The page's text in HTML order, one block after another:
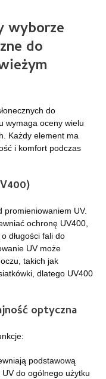
wyborze
do
do
wymaga oceny wielu
Każdy element ma
i komfort podczas
promieniowaniem UV.
ochronę UV400,
długości fali do
UV może
takich jak
dlatego UV400
optyczna
podstawową
do ogólnego użytku